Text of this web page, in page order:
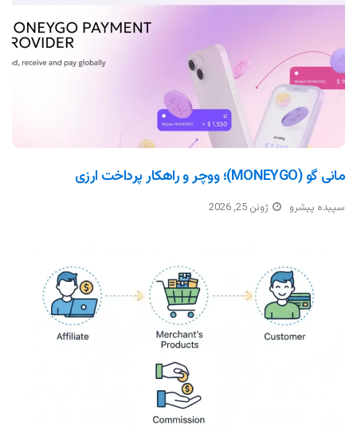
مانی گو (MONEYGO)؛ ووچر و راهکار پرداخت ارزی
سپیده پیشرو ژوئن 25, 2026